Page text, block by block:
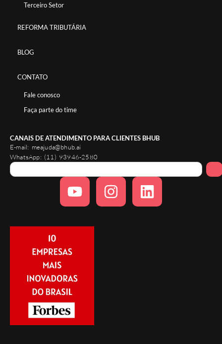
Terceiro Setor
REFORMA TRIBUTÁRIA
BLOG
CONTATO
Fale conosco
Faça parte do time
CANAIS DE ATENDIMENTO PARA CLIENTES BHUB
E-mail: meajuda@bhub.ai
WhatsApp: (11) 93946-2580